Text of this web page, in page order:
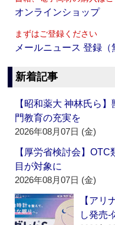
オンラインショップ
まずはご登録ください
メールニュース 登録（
新着記事
【昭和薬大 神林氏ら
門教育の充実を
2026年08月07日 (金)
【厚労省検討会】
目が対象に
2026年08月07日 (金)
【アリ
し発売